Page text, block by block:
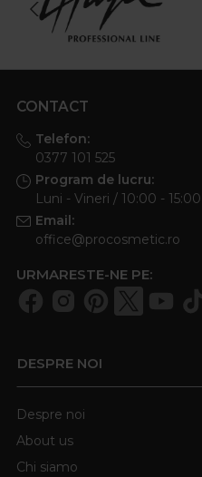
CONTACT
Telefon:
0377 101 525
Program de lucru:
Luni - Vineri / 10:00 - 15:00
Email:
office@procosmetic.ro
URMARESTE-NE PE:
DESPRE NOI
Despre noi
About us
Chi siamo